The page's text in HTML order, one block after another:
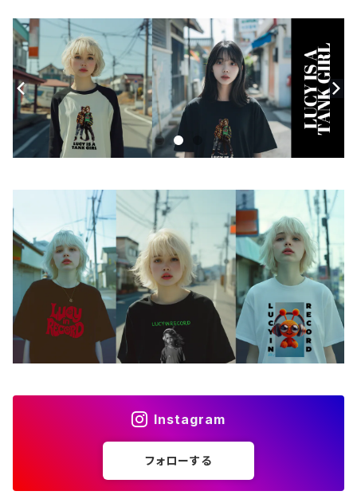
モバイルケース
Androidケース
iPhoneケース
スマホリング
ステッカー
アクセサリー
バッグ
アートワーク
フォトカード
ライフスタイル
Instagram
フォローする